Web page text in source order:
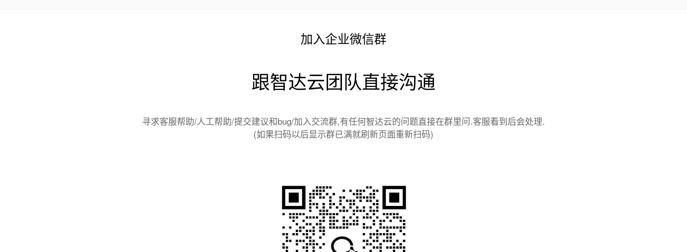
加入企业微信群
跟智达云团队直接沟通
寻求客服帮助/人工帮助/提交建议和bug/加入交流群,有任何智达云的问题直接在群里问.客服看到后会处理.
(如果扫码以后显示群已满就刷新页面重新扫码)